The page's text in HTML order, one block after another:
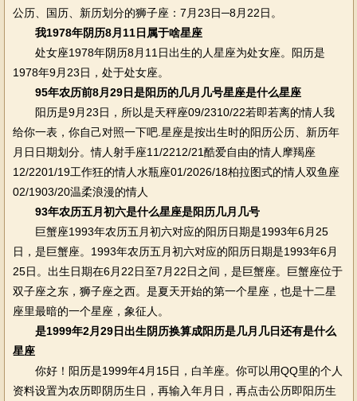
公历、国历、新历划分的狮子座：7月23日─8月22日。
我1978年阴历8月11日属于啥星座
处女座1978年阴历8月11日出生的人星座为处女座。阳历是
1978年9月23日，处于处女座。
95年农历前8月29日是阳历的几月几号星座是什么星座
阳历是9月23日，所以是天秤座09/2310/22若即若离的情人我
给你一表，你自己对照一下吧.星座是按出生时的阳历公历、新历年
月日日期划分。情人射手座11/2212/21酷爱自由的情人摩羯座
12/2201/19工作狂的情人水瓶座01/2026/18柏拉图式的情人双鱼座
02/1903/20温柔浪漫的情人
93年农历五月初六是什么星座是阳历几月几号
巨蟹座1993年农历五月初六对应的阳历日期是1993年6月25
日，是巨蟹座。1993年农历五月初六对应的阳历日期是1993年6月
25日。出生日期在6月22日至7月22日之间，是巨蟹座。巨蟹座位于
双子座之东，狮子座之西。是夏天开始的第一个星座，也是十二星
座里最暗的一个星座，象征人。
是1999年2月29日出生阴历换算成阳历是几月几日还有是什么
星座
你好！阳历是1999年4月15日，白羊座。你可以用QQ里的个人
资料设置为农历即阴历生日，再输入年月日，再点击公历即阳历生